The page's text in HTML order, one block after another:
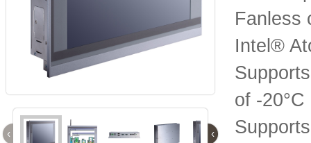
‹ ‹
Fanless
Intel®
of -20°C